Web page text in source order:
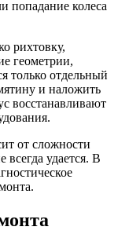
попадание колеса
рихтовку,
геометрии,
только отдельный
и наложить
восстанавливают
от сложности
удается. В